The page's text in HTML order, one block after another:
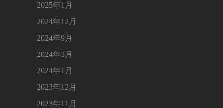
2025年1月
2024年12月
2024年9月
2024年3月
2024年1月
2023年12月
2023年11月